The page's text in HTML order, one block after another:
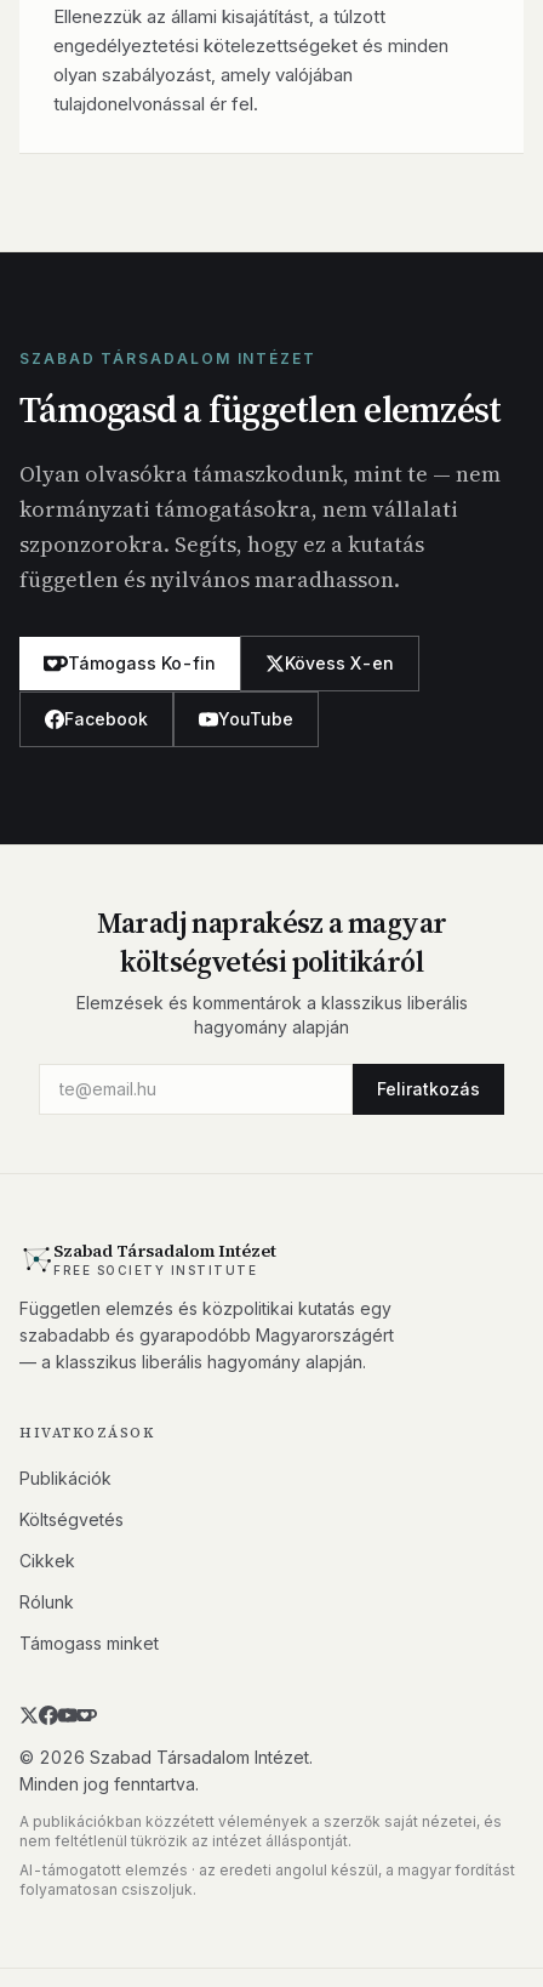
Ellenezzük az állami kisajátítást, a túlzott
engedélyeztetési kötelezettségeket és minden
olyan szabályozást, amely valójában
tulajdonelvonással ér fel.
SZABAD TÁRSADALOM INTÉZET
Támogasd a független elemzést
Olyan olvasókra támaszkodunk, mint te — nem
kormányzati támogatásokra, nem vállalati
szponzorokra. Segíts, hogy ez a kutatás
független és nyilvános maradhasson.
Támogass Ko-fin Kövess X-en
Facebook YouTube
Maradj naprakész a magyar
költségvetési politikáról
Elemzések és kommentárok a klasszikus liberális
hagyomány alapján
Feliratkozás
Szabad Társadalom Intézet
FREE SOCIETY INSTITUTE
Független elemzés és közpolitikai kutatás egy
szabadabb és gyarapodóbb Magyarországért
— a klasszikus liberális hagyomány alapján.
HIVATKOZÁSOK
Publikációk
Költségvetés
Cikkek
Rólunk
Támogass minket
© 2026 Szabad Társadalom Intézet.
Minden jog fenntartva.
A publikációkban közzétett vélemények a szerzők saját nézetei, és
nem feltétlenül tükrözik az intézet álláspontját.
AI-támogatott elemzés · az eredeti angolul készül, a magyar fordítást
folyamatosan csiszoljuk.